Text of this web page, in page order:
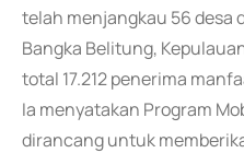
telah menjangkau 56 desa
Bangka Belitung,
total 17.212 penerima
Ia menyatakan Program
dirancang untuk